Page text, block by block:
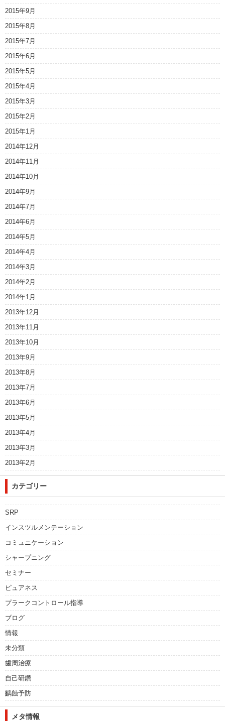
2015年9月
2015年8月
2015年7月
2015年6月
2015年5月
2015年4月
2015年3月
2015年2月
2015年1月
2014年12月
2014年11月
2014年10月
2014年9月
2014年7月
2014年6月
2014年5月
2014年4月
2014年3月
2014年2月
2014年1月
2013年12月
2013年11月
2013年10月
2013年9月
2013年8月
2013年7月
2013年6月
2013年5月
2013年4月
2013年3月
2013年2月
カテゴリー
SRP
インスツルメンテーション
コミュニケーション
シャープニング
セミナー
ピュアネス
プラークコントロール指導
ブログ
情報
未分類
歯周治療
自己研鑽
齲蝕予防
メタ情報